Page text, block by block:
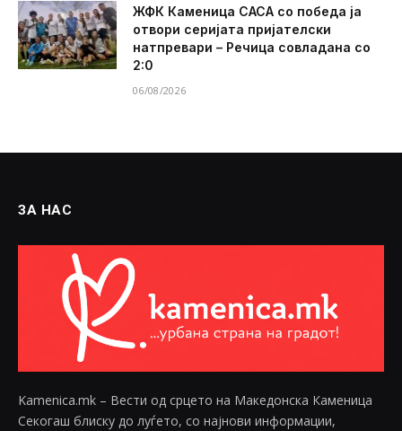
ЖФК Каменица САСА со победа ја
отвори серијата пријателски
натпревари – Речица совладана со
2:0
06/08/2026
ЗА НАС
Kamenica.mk – Вести од срцето на Македонска Каменица
Секогаш блиску до луѓето, со најнови информации,